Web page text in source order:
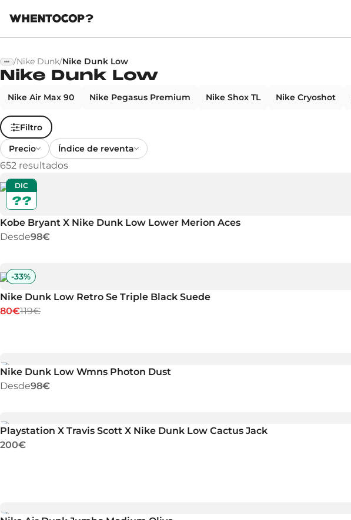
/Nike Dunk/Nike Dunk Low
Nike Dunk Low
Nike Air Max 90 Nike Pegasus Premium Nike Shox TL Nike Cryoshot
Filtro
Precio Índice de reventa
652 resultados
DIC
??
Kobe Bryant X Nike Dunk Low Lower Merion Aces
Desde98€
-33%
Nike Dunk Low Retro Se Triple Black Suede
80€119€
Nike Dunk Low Wmns Photon Dust
Desde98€
Playstation X Travis Scott X Nike Dunk Low Cactus Jack
200€